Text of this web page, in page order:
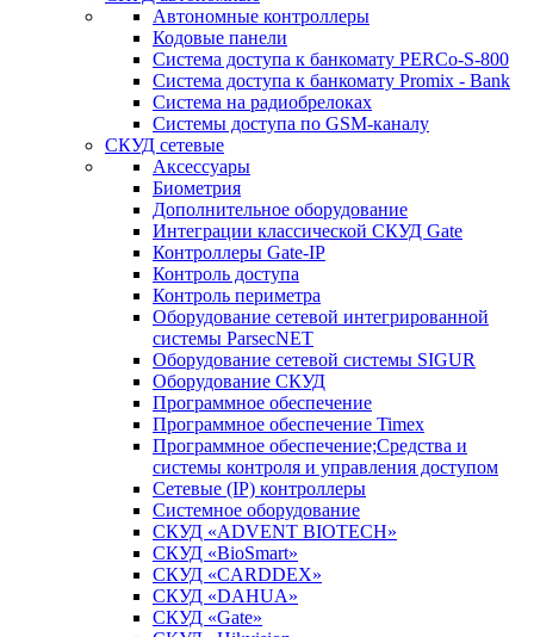
Автономные контроллеры
Кодовые панели
Система доступа к банкомату PERCo-S-800
Система доступа к банкомату Promix - Bank
Система на радиобрелоках
Системы доступа по GSM-каналу
СКУД сетевые
Аксессуары
Биометрия
Дополнительное оборудование
Интеграции классической СКУД Gate
Контроллеры Gate-IP
Контроль доступа
Контроль периметра
Оборудование сетевой интегрированной
системы ParsecNET
Оборудование сетевой системы SIGUR
Оборудование СКУД
Программное обеспечение
Программное обеспечение Timex
Программное обеспечение;Средства и
системы контроля и управления доступом
Сетевые (IP) контроллеры
Системное оборудование
СКУД «ADVENT BIOTECH»
СКУД «BioSmart»
СКУД «CARDDEX»
СКУД «DAHUA»
СКУД «Gate»